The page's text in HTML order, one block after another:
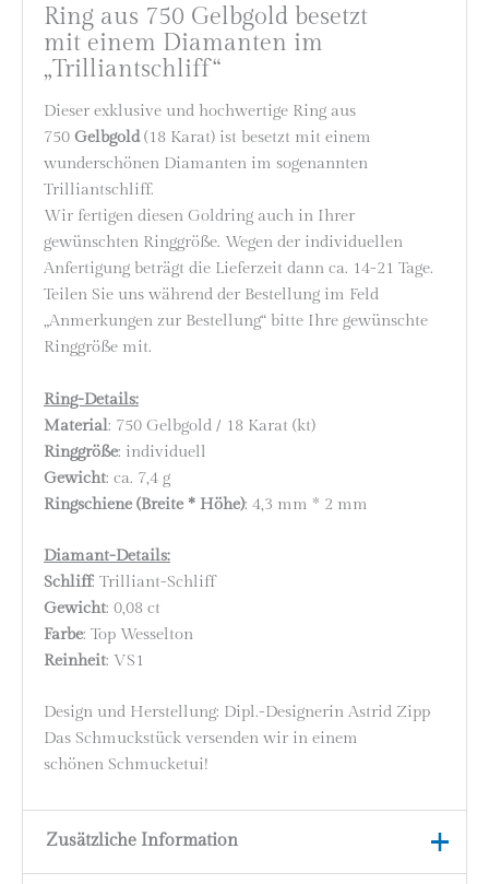
Ring aus 750 Gelbgold besetzt
mit einem Diamanten im
„Trilliantschliff“
Dieser exklusive und hochwertige Ring aus
750Gelbgold(18 Karat) ist besetzt mit einem
wunderschönen Diamanten im sogenannten
Trilliantschliff.
Wir fertigen diesen Goldring auch in Ihrer
gewünschten Ringgröße. Wegen der individuellen
Anfertigung beträgt die Lieferzeit dann ca. 14-21 Tage.
Teilen Sie uns während der Bestellung im Feld
„Anmerkungen zur Bestellung“ bitte Ihre gewünschte
Ringgröße mit.
Ring-Details:
Material: 750 Gelbgold / 18 Karat (kt)
Ringgröße: individuell
Gewicht: ca. 7,4 g
Ringschiene (Breite * Höhe): 4,3 mm * 2 mm
Diamant-Details:
Schliff: Trilliant-Schliff
Gewicht: 0,08 ct
Farbe: Top Wesselton
Reinheit: VS1
Design und Herstellung: Dipl.-Designerin Astrid Zipp
Das Schmuckstück versenden wir in einem
schönen Schmucketui!
Zusätzliche Information